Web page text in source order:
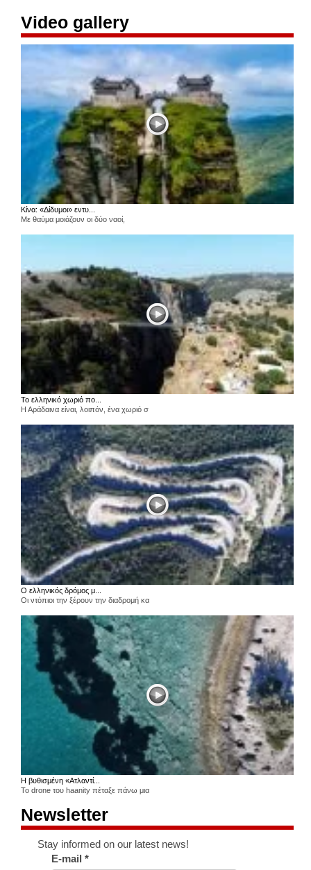
Video gallery
Κίνα: «Δίδυμοι» εντυ...
Με θαύμα μοιάζουν οι δύο ναοί,
Το ελληνικό χωριό πο...
Η Αράδαινα είναι, λοιπόν, ένα χωριό σ
Ο ελληνικός δρόμος μ...
Οι ντόπιοι την ξέρουν την διαδρομή κα
Η βυθισμένη «Ατλαντί...
Το drone του haanity πέταξε πάνω μια
Newsletter
Stay informed on our latest news!
E-mail*